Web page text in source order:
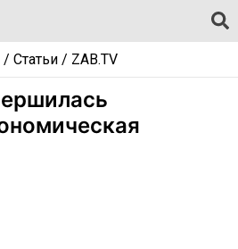
/ Статьи/ ZAB.TV